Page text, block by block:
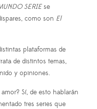
SERIEse
como son El
plataformas de
de distintos temas,
y opiniones.
Sí, de esto hablarán
tres series que